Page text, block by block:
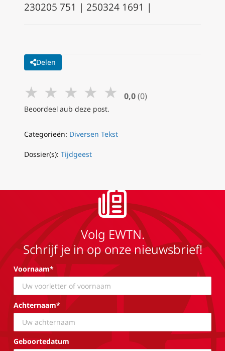
230205 751 | 250324 1691 |
Delen
★ ★ ★ ★ ★ 0,0 (0)
Beoordeel aub deze post.
Categorieën: Diversen Tekst
Dossier(s): Tijdgeest
Volg EWTN.
Schrijf je in op onze nieuwsbrief!
Voornaam*
Achternaam*
Geboortedatum